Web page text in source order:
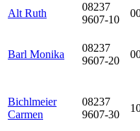
Alt Ruth
08237
9607-10
Barl Monika
08237
9607-20
Bichlmeier
Carmen
08237
9607-30